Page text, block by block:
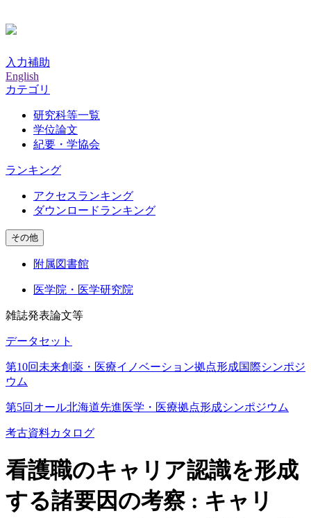
入力補助
English
カテゴリ
研究科等一覧
学位論文
紀要・学協会
ランキング
アクセスランキング
ダウンロードランキング
その他
附属図書館
医学院・医学研究院
雑誌発表論文等
データセット
第10回未来創薬・医療イノベーション拠点形成国際シンポジ
ウム
第5回オール北海道先進医学・医療拠点形成シンポジウム
考古資料カタログ
看護職のキャリア認識を形成
する諸要因の考察 : キャリ